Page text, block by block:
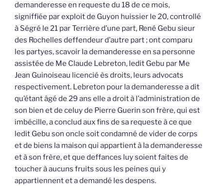
demanderesse en requeste du 18 de ce mois,
signiffiée par exploit de Guyon huissier le 20, controllé
à Ségré le 21 par Terrière d’une part, René Gebu sieur
des Rochelles deffendeur d’autre part ; ont comparu
les partyes, scavoir la demanderesse en sa personne
assistée de Me Claude Lebreton, ledit Gebu par Me
Jean Guinoiseau licencié ès droits, leurs advocats
respectivement. Lebreton pour la demanderesse a dit
qu’étant âgé de 29 ans elle a droit à l’administration de
son bien et de celuy de Pierre Guerin son frère, qui est
imbécille, a conclud aux fins de sa requeste à ce que
ledit Gebu son oncle soit condamné de vider de corps
et de biens la maison qui appartient à la demanderesse
et à son frère, et que deffances luy soient faites de
toucher à aucuns fruits sous les peines qui y
appartiennent et a demandé les despens.